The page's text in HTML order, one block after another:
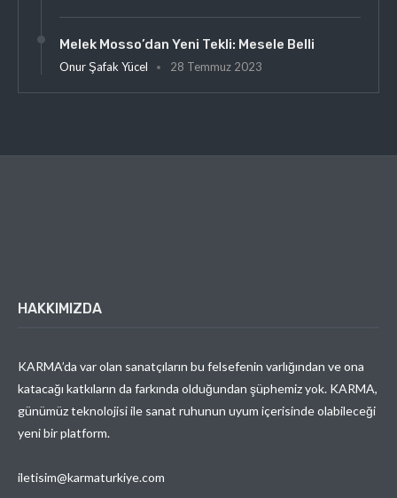
Melek Mosso’dan Yeni Tekli: Mesele Belli
Onur Şafak Yücel 28 Temmuz 2023
HAKKIMIZDA
KARMA’da var olan sanatçıların bu felsefenin varlığından ve ona
katacağı katkıların da farkında olduğundan şüphemiz yok. KARMA,
günümüz teknolojisi ile sanat ruhunun uyum içerisinde olabileceği
yeni bir platform.
iletisim@karmaturkiye.com